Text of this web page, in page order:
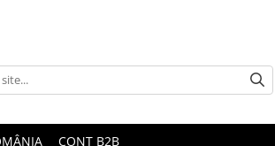
CONT B2B